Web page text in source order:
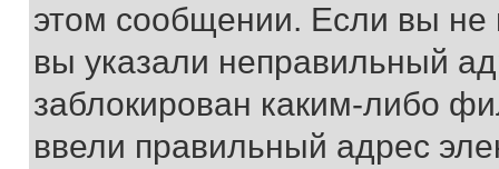
этом сообщении. Если вы
вы указали неправильный
заблокирован каким-либо
ввели правильный адрес